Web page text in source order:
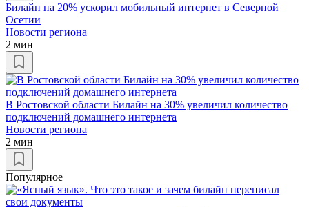
Билайн на 20% ускорил мобильный интернет в Северной
Осетии
Новости региона
2 мин
В Ростовской области Билайн на 30% увеличил количество
подключений домашнего интернета
Новости региона
2 мин
Популярное